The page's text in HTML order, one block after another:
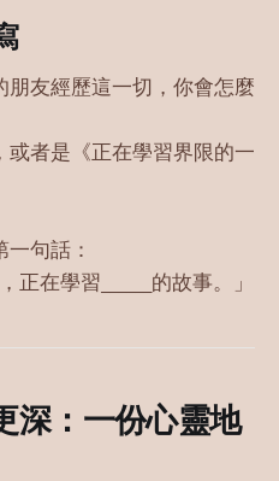
友經歷這一切，你會怎麼
者是《正在學習界限的一
句話：
正在學習______的故事。」
深：一份心靈地